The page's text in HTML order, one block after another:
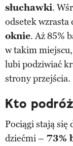
słuchawki.
odsetek wzrasta
oknie. Aż 85%
w takim miejscu,
lubi podziwiać
strony przejścia.
Kto
Pociągi stają się
dziećmi – 73%